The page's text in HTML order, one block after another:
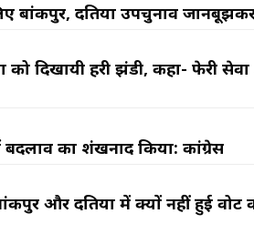
बांकीपुर, दतिया उपचुनाव
को दिखायी हरी झंडी, कहा- फेरी
बदलाव का शंखनाद किया: कांग्रेस
और दतिया में क्यों नहीं हुई वोट